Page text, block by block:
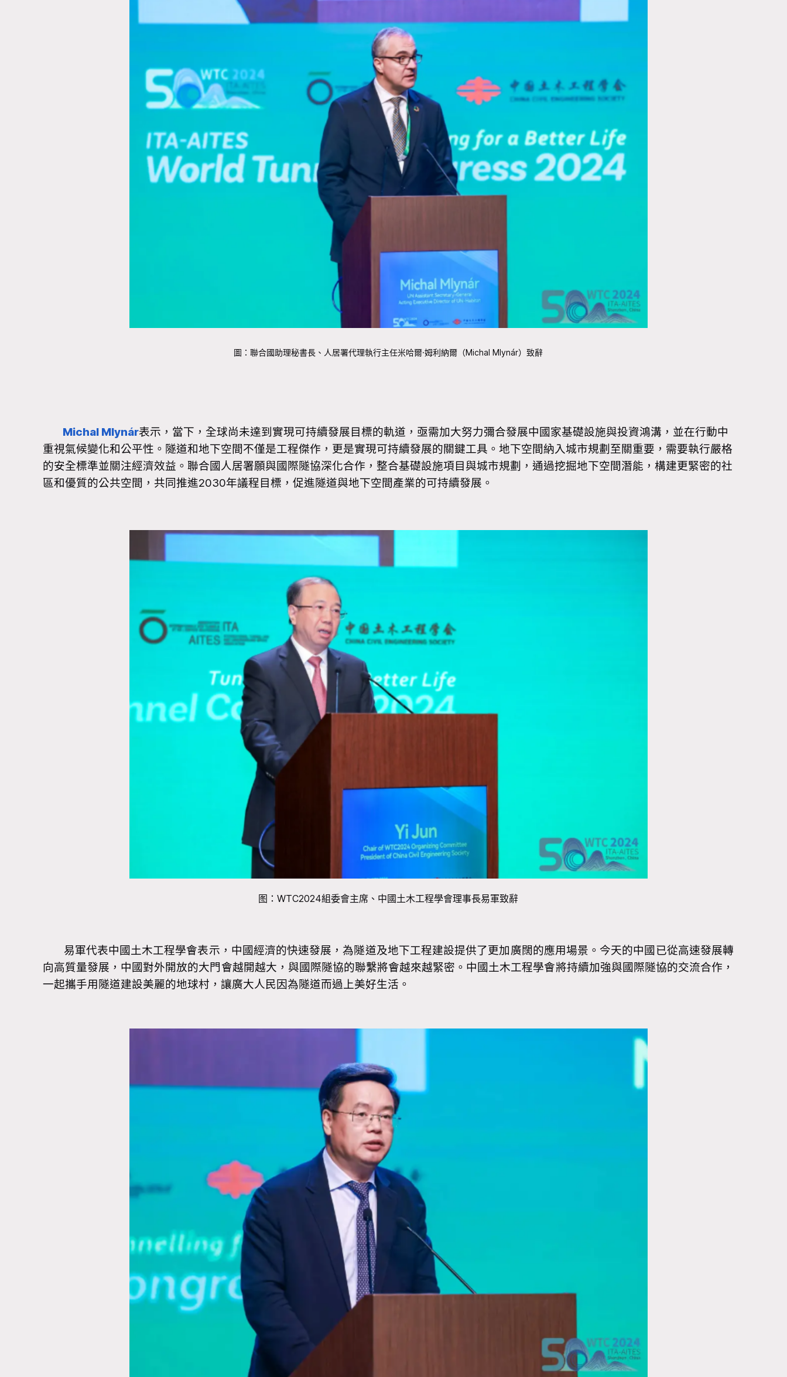
圖：聯合國助理秘書長、人居署代理執行主任米哈爾·姆利納爾（Michal Mlynár）致辭
Michal Mlynár表示，當下，全球尚未達到實現可持續發展目標的軌道，亟需加大努力彌合發展中國家基礎設施與投資鴻溝，並在行動中
重視氣候變化和公平性。隧道和地下空間不僅是工程傑作，更是實現可持續發展的關鍵工具。地下空間納入城市規劃至關重要，需要執行嚴格
的安全標準並關注經濟效益。聯合國人居署願與國際隧協深化合作，整合基礎設施項目與城市規劃，通過挖掘地下空間潛能，構建更緊密的社
區和優質的公共空間，共同推進2030年議程目標，促進隧道與地下空間產業的可持續發展。
图：WTC2024組委會主席、中國土木工程學會理事長易軍致辭
易軍代表中國土木工程學會表示，中國經濟的快速發展，為隧道及地下工程建設提供了更加廣闊的應用場景。今天的中國已從高速發展轉
向高質量發展，中國對外開放的大門會越開越大，與國際隧協的聯繫將會越來越緊密。中國土木工程學會將持續加強與國際隧協的交流合作，
一起攜手用隧道建設美麗的地球村，讓廣大人民因為隧道而過上美好生活。